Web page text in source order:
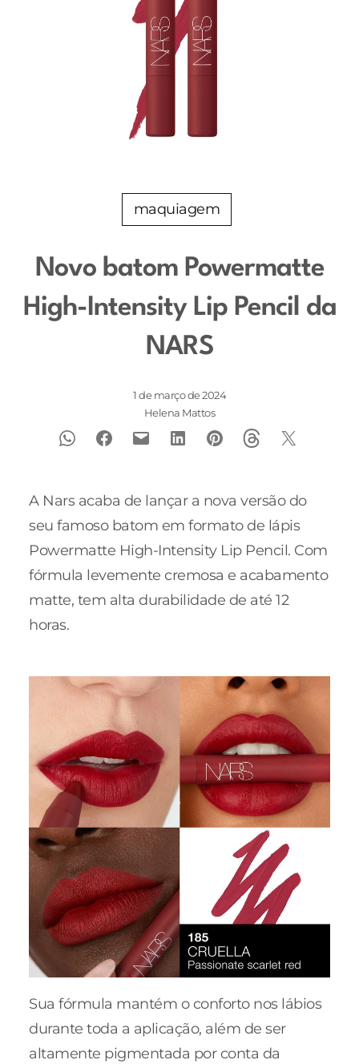
maquiagem
Novo batom Powermatte
High-Intensity Lip Pencil da
NARS
1 de março de 2024
Helena Mattos
A Nars acaba de lançar a nova versão do
seu famoso batom em formato de lápis
Powermatte High-Intensity Lip Pencil. Com
fórmula levemente cremosa e acabamento
matte, tem alta durabilidade de até 12
horas.
Sua fórmula mantém o conforto nos lábios
durante toda a aplicação, além de ser
altamente pigmentada por conta da